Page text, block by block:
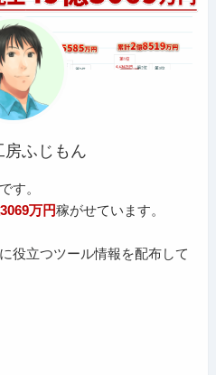
房ふじもん
す。
万円稼がせています。
役立つツール情報を配布して